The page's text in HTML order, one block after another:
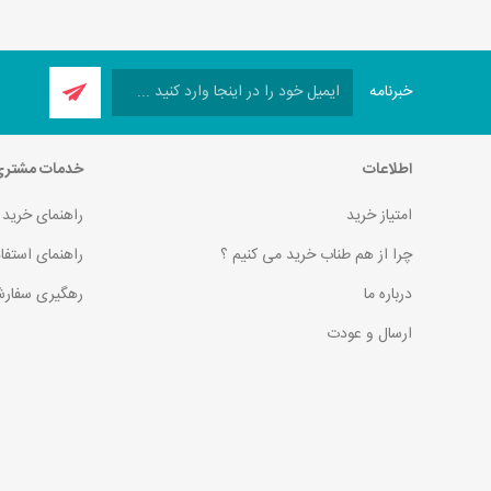
خبرنامه
اطلاعات
امتیاز خرید
چرا از هم طناب خرید می کنیم ؟
درباره ما
ارسال و عودت
خدمات
راهنمای خرید
راهنمای
رهگیری